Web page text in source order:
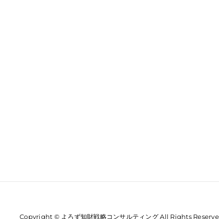
Copyright © よろず知財戦略コンサルティング All Rights